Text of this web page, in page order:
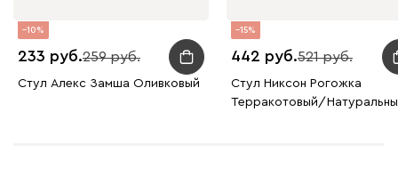
10
233 259
Стул Алекс Замша Оливковый
15
442 521
Стул Никсон Рогожка
Терракотовый/